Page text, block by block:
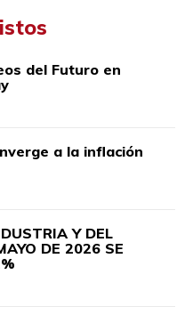
del Futuro en
a la inflación
Y DEL
DE 2026 SE